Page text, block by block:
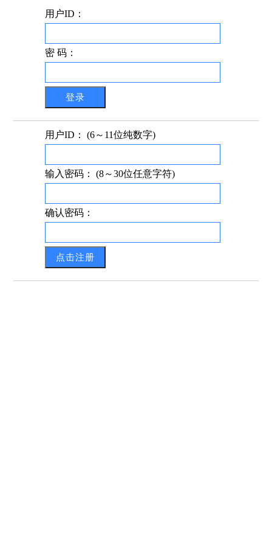
用户ID：
密 码：
用户ID： (6～11位纯数字)
输入密码： (8～30位任意字符)
确认密码：